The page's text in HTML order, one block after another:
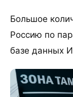
Большое
Россию по
базе данных